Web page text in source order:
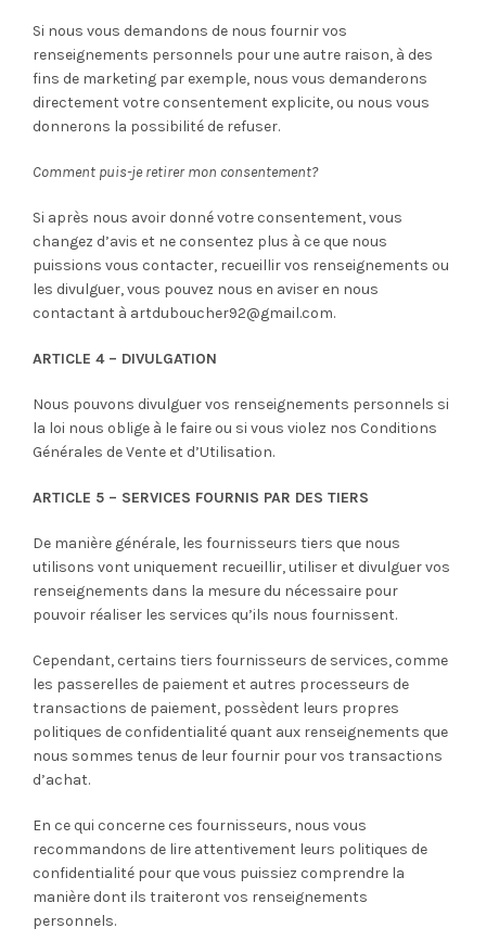
Si nous vous demandons de nous fournir vos
renseignements personnels pour une autre raison, à des
fins de marketing par exemple, nous vous demanderons
directement votre consentement explicite, ou nous vous
donnerons la possibilité de refuser.
Comment puis-je retirer mon consentement?
Si après nous avoir donné votre consentement, vous
changez d’avis et ne consentez plus à ce que nous
puissions vous contacter, recueillir vos renseignements ou
les divulguer, vous pouvez nous en aviser en nous
contactant à artduboucher92@gmail.com.
ARTICLE 4 – DIVULGATION
Nous pouvons divulguer vos renseignements personnels si
la loi nous oblige à le faire ou si vous violez nos Conditions
Générales de Vente et d’Utilisation.
ARTICLE 5 – SERVICES FOURNIS PAR DES TIERS
De manière générale, les fournisseurs tiers que nous
utilisons vont uniquement recueillir, utiliser et divulguer vos
renseignements dans la mesure du nécessaire pour
pouvoir réaliser les services qu’ils nous fournissent.
Cependant, certains tiers fournisseurs de services, comme
les passerelles de paiement et autres processeurs de
transactions de paiement, possèdent leurs propres
politiques de confidentialité quant aux renseignements que
nous sommes tenus de leur fournir pour vos transactions
d’achat.
En ce qui concerne ces fournisseurs, nous vous
recommandons de lire attentivement leurs politiques de
confidentialité pour que vous puissiez comprendre la
manière dont ils traiteront vos renseignements
personnels.